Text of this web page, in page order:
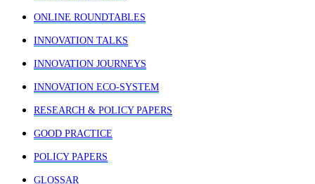
ONLINE ROUNDTABLES
INNOVATION TALKS
INNOVATION JOURNEYS
INNOVATION ECO-SYSTEM
RESEARCH & POLICY PAPERS
GOOD PRACTICE
POLICY PAPERS
GLOSSAR